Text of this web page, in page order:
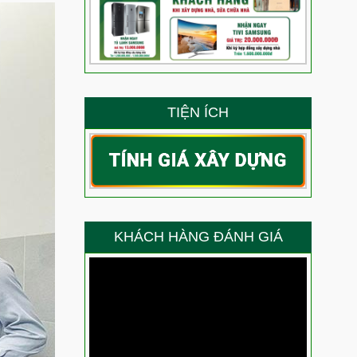
phẩm nhà phố dịch vụ 3 tầng tum sân thượng?
định năng lực thi công của Việt Quang Group
Niềm vui trọn vẹn của anh Ty trong ngày nhận nhà
là thành quả lớn nhất cho năng lực thi công của
gì về chất lượng thi công xây nhà trọn gói của Việt
Bình Thạnh nói gì về chất lượng thi công của Việt
Việt Quang Group sửa chữa nhà?
Anh Thắng nói gì về chất lượng thi công của đội ngũ
sau sửa chữa trọn gói chị Điệp nói gì về chất lượng
TIỆN ÍCH
KHÁCH HÀNG ĐÁNH GIÁ